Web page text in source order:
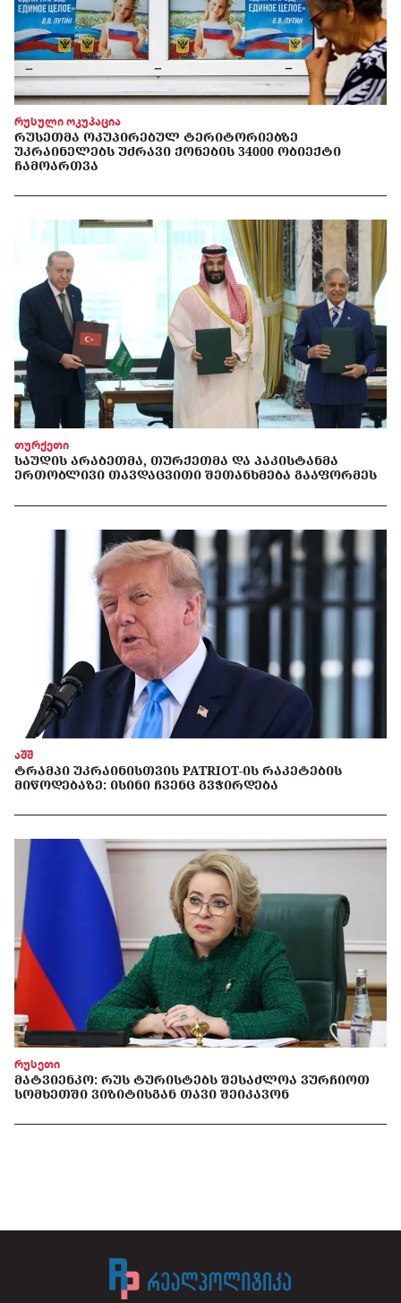
რუსული ოკუპაცია
ᲠᲣᲡᲔᲗᲛᲐ ᲝᲙᲣᲞᲘᲠᲔᲑᲣᲚ ᲢᲔᲠᲘᲢᲝᲠᲘᲔᲑᲖᲔ
ᲣᲙᲠᲐᲘᲜᲔᲚᲔᲑᲡ ᲣᲫᲠᲐᲕᲘ ᲥᲝᲜᲔᲑᲘᲡ 34000 ᲝᲑᲘᲔᲥᲢᲘ
ᲩᲐᲛᲝᲐᲠᲗᲕᲐ
თურქეთი
ᲡᲐᲣᲓᲘᲡ ᲐᲠᲐᲑᲔᲗᲛᲐ, ᲗᲣᲠᲥᲔᲗᲛᲐ ᲓᲐ ᲞᲐᲙᲘᲡᲢᲐᲜᲛᲐ
ᲔᲠᲗᲝᲑᲚᲘᲕᲘ ᲗᲐᲕᲓᲐᲪᲕᲘᲗᲘ ᲨᲔᲗᲐᲜᲮᲛᲔᲑᲐ ᲒᲐᲐᲤᲝᲠᲛᲔᲡ
აშშ
ᲢᲠᲐᲛᲞᲘ ᲣᲙᲠᲐᲘᲜᲘᲡᲗᲕᲘᲡ PATRIOT-ᲘᲡ ᲠᲐᲙᲔᲢᲔᲑᲘᲡ
ᲛᲘᲬᲝᲓᲔᲑᲐᲖᲔ: ᲘᲡᲘᲜᲘ ᲩᲕᲔᲜᲪ ᲒᲕᲭᲘᲠᲓᲔᲑᲐ
რუსეთი
ᲛᲐᲢᲕᲘᲔᲜᲙᲝ: ᲠᲣᲡ ᲢᲣᲠᲘᲡᲢᲔᲑᲡ ᲨᲔᲡᲐᲫᲚᲝᲐ ᲕᲣᲠᲩᲘᲝᲗ
ᲡᲝᲛᲮᲔᲗᲨᲘ ᲕᲘᲖᲘᲢᲘᲡᲒᲐᲜ ᲗᲐᲕᲘ ᲨᲔᲘᲙᲐᲕᲝᲜ